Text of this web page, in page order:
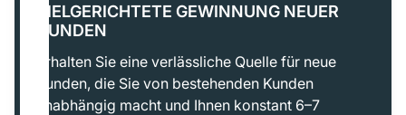
ZIELGERICHTETE GEWINNUNG NEUER
KUNDEN
Erhalten Sie eine verlässliche Quelle für neue
Kunden, die Sie von bestehenden Kunden
unabhängig macht und Ihnen konstant 6–7